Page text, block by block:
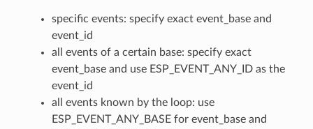
specific events: specify exact event_base and
event_id
all events of a certain base: specify exact
event_base and use ESP_EVENT_ANY_ID as the
event_id
all events known by the loop: use
ESP_EVENT_ANY_BASE for event_base and